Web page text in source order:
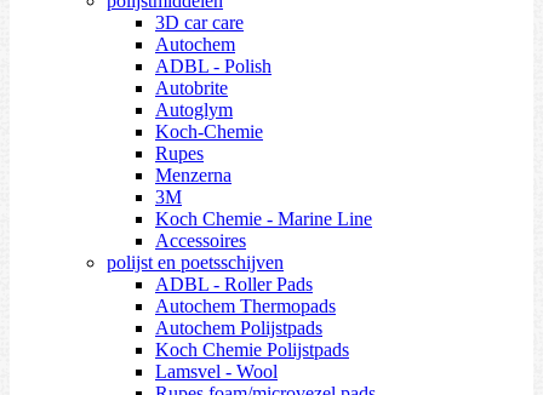
3D car care
Autochem
ADBL - Polish
Autobrite
Autoglym
Koch-Chemie
Rupes
Menzerna
3M
Koch Chemie - Marine Line
Accessoires
polijst en poetsschijven
ADBL - Roller Pads
Autochem Thermopads
Autochem Polijstpads
Koch Chemie Polijstpads
Lamsvel - Wool